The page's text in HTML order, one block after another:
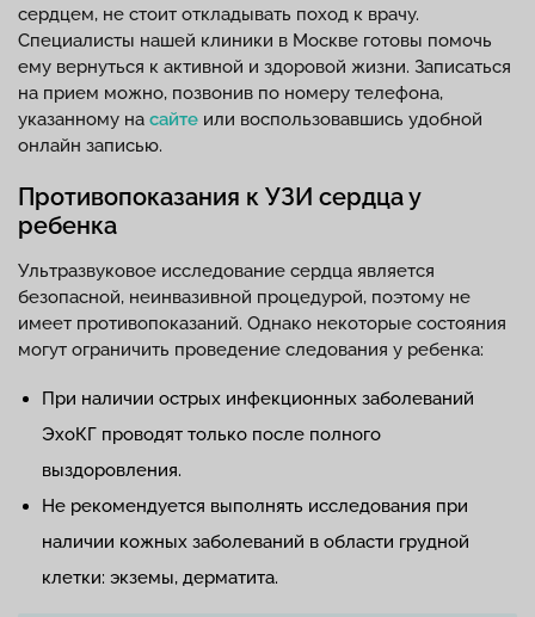
сердцем, не стоит откладывать поход к врачу.
Специалисты нашей клиники в Москве готовы помочь
ему вернуться к активной и здоровой жизни. Записаться
на прием можно, позвонив по номеру телефона,
указанному на сайте или воспользовавшись удобной
онлайн записью.
Противопоказания к УЗИ сердца у
ребенка
Ультразвуковое исследование сердца является
безопасной, неинвазивной процедурой, поэтому не
имеет противопоказаний. Однако некоторые состояния
могут ограничить проведение следования у ребенка:
При наличии острых инфекционных заболеваний
ЭхоКГ проводят только после полного
выздоровления.
Не рекомендуется выполнять исследования при
наличии кожных заболеваний в области грудной
клетки: экземы, дерматита.